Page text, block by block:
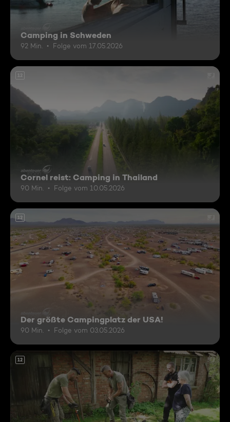
Camping in Schweden
92 Min. Folge vom 17.05.2026
12
Cornel reist: Camping in Thailand
90 Min. Folge vom 10.05.2026
12
Der größte Campingplatz der USA!
90 Min. Folge vom 03.05.2026
12